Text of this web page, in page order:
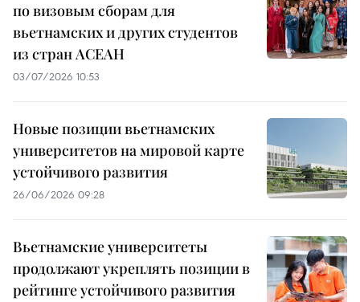
по визовым сборам для
вьетнамских и других студентов
из стран АСЕАН
03/07/2026 10:53
Новые позиции вьетнамских
университетов на мировой карте
устойчивого развития
26/06/2026 09:28
Вьетнамские университеты
продолжают укреплять позиции в
рейтинге устойчивого развития